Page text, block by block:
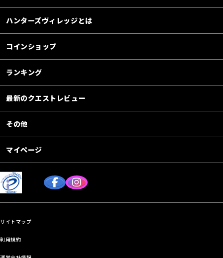
ハンターズヴィレッジとは
コインショップ
ランキング
最新のクエストレビュー
その他
マイページ
サイトマップ
利用規約